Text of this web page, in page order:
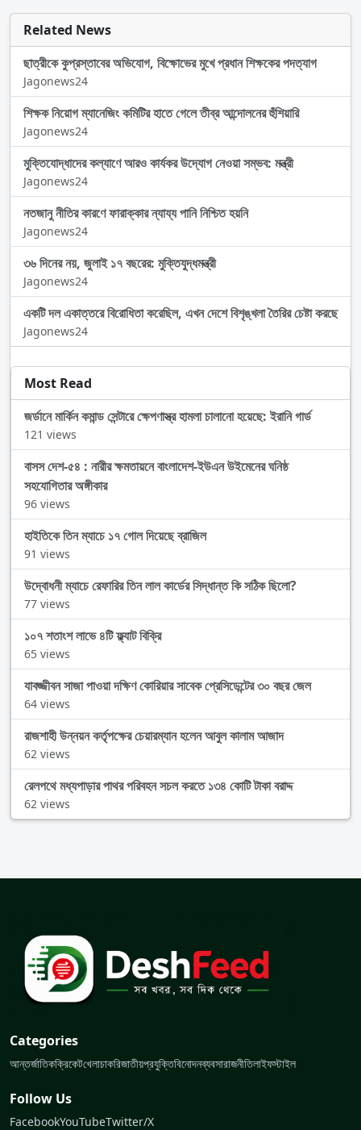
Related News
ছাত্রীকে কুপ্রস্তাবের অভিযোগ, বিক্ষোভের মুখে প্রধান শিক্ষকের পদত্যাগ
Jagonews24
শিক্ষক নিয়োগ ম্যানেজিং কমিটির হাতে গেলে তীব্র আন্দোলনের হুঁশিয়ারি
Jagonews24
মুক্তিযোদ্ধাদের কল্যাণে আরও কার্যকর উদ্যোগ নেওয়া সম্ভব: মন্ত্রী
Jagonews24
নতজানু নীতির কারণে ফারাক্কার ন্যায্য পানি নিশ্চিত হয়নি
Jagonews24
৩৬ দিনের নয়, জুলাই ১৭ বছরের: মুক্তিযুদ্ধমন্ত্রী
Jagonews24
একটি দল একাত্তরে বিরোধিতা করেছিল, এখন দেশে বিশৃঙ্খলা তৈরির চেষ্টা করছে
Jagonews24
Most Read
জর্ডানে মার্কিন কমান্ড সেন্টারে ক্ষেপণাস্ত্র হামলা চালানো হয়েছে: ইরানি গার্ড
121 views
বাসস দেশ-৫৪ : নারীর ক্ষমতায়নে বাংলাদেশ-ইউএন উইমেনের ঘনিষ্ঠ
সহযোগিতার অঙ্গীকার
96 views
হাইতিকে তিন ম্যাচে ১৭ গোল দিয়েছে ব্রাজিল
91 views
উদ্বোধনী ম্যাচে রেফারির তিন লাল কার্ডের সিদ্ধান্ত কি সঠিক ছিলো?
77 views
১০৭ শতাংশ লাভে ৪টি ফ্ল্যাট বিক্রি
65 views
যাবজ্জীবন সাজা পাওয়া দক্ষিণ কোরিয়ার সাবেক প্রেসিডেন্টের ৩০ বছর জেল
64 views
রাজশাহী উন্নয়ন কর্তৃপক্ষের চেয়ারম্যান হলেন আবুল কালাম আজাদ
62 views
রেলপথে মধ্যপাড়ার পাথর পরিবহন সচল করতে ১৩৪ কোটি টাকা বরাদ্দ
62 views
Categories
আন্তর্জাতিকক্রিকেটখেলাচাকরিজাতীয়প্রযুক্তিবিনোদনব্যবসারাজনীতিলাইফস্টাইল
Follow Us
FacebookYouTubeTwitter/X